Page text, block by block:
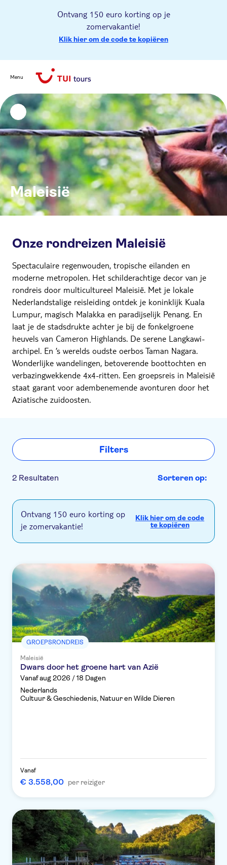
Ontvang 150 euro korting op je
zomervakantie!
Klik hier om de code te kopiëren
Menu
Maleisië
Onze rondreizen Maleisië
Spectaculaire regenwouden, tropische eilanden en
moderne metropolen. Het schilderachtige decor van je
rondreis door multicultureel Maleisië. Met je lokale
Nederlandstalige reisleiding ontdek je koninklijk Kuala
Lumpur, magisch Malakka en paradijselijk Penang. En
laat je de stadsdrukte achter je bij de fonkelgroene
heuvels van Cameron Highlands. De serene Langkawi-
archipel. En ’s werelds oudste oerbos Taman Nagara.
Wonderlijke wandelingen, betoverende boottochten en
verbazingwekkende 4x4-ritten. Een groepsreis in Maleisië
staat garant voor adembenemende avonturen door het
Aziatische zuidoosten.
Filters
2 Resultaten Sorteren op:
Ontvang 150 euro korting op
je zomervakantie!
Klik hier om de code
te kopiëren
GROEPSRONDREIS
Maleisië
Dwars door het groene hart van Azië
Vanaf aug 2026 / 18 Dagen
Nederlands
Cultuur & Geschiedenis, Natuur en Wilde Dieren
Vanaf
€ 3.558,00 per reiziger